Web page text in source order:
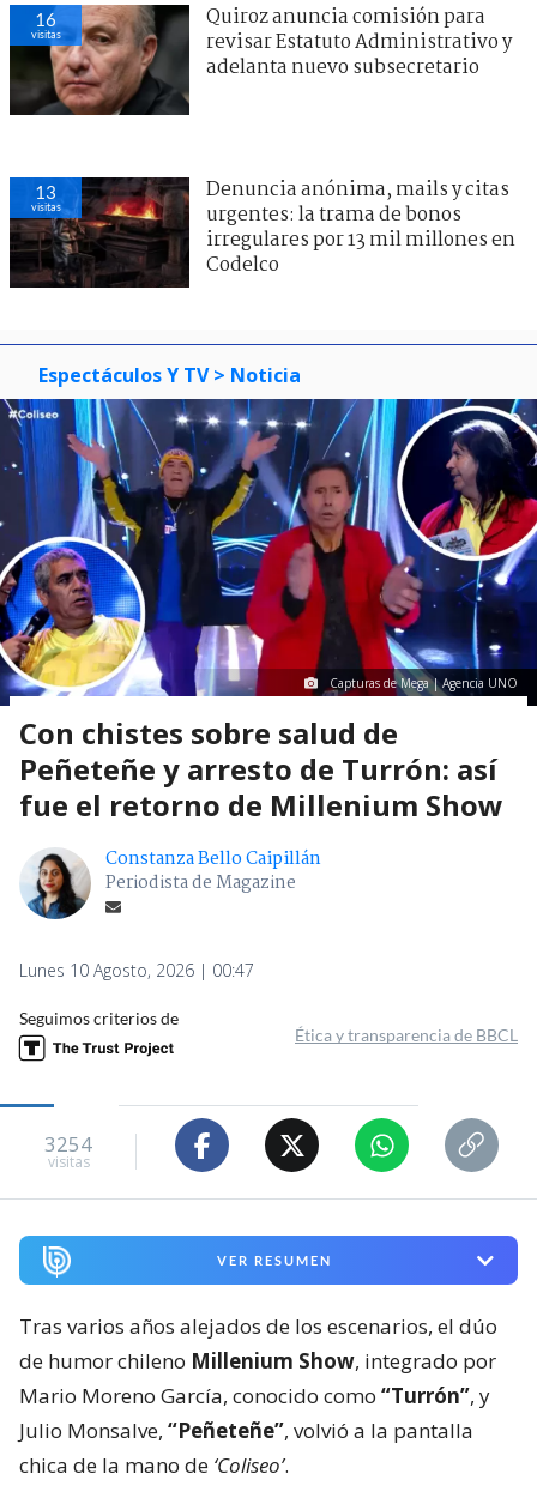
16
visitas
Quiroz anuncia comisión para
revisar Estatuto Administrativo y
adelanta nuevo subsecretario
13
visitas
Denuncia anónima, mails y citas
urgentes: la trama de bonos
irregulares por 13 mil millones en
Codelco
Espectáculos Y TV > Noticia
Capturas de Mega | Agencia UNO
Con chistes sobre salud de
Peñeteñe y arresto de Turrón: así
fue el retorno de Millenium Show
Constanza Bello Caipillán
Periodista de Magazine
Lunes 10 Agosto, 2026 | 00:47
Seguimos criterios de
Ética y transparencia de BBCL
3254
visitas
VER RESUMEN
Tras varios años alejados de los escenarios, el dúo
de humor chileno Millenium Show, integrado por
Mario Moreno García, conocido como “Turrón”, y
Julio Monsalve, “Peñeteñe”, volvió a la pantalla
chica de la mano de ‘Coliseo’.